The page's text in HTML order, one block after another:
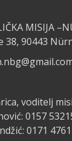
MISIJA
38, 90443
voditelj
0157
0171